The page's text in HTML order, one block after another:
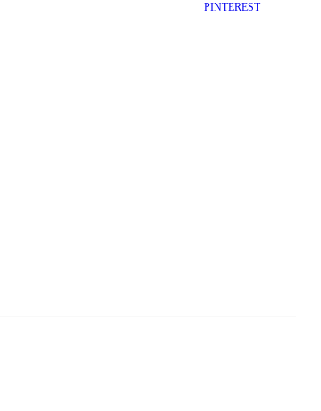
PINTEREST